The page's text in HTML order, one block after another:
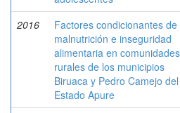
2016
Factores condicionantes de
malnutrición e inseguridad
alimentaria en comunidades
rurales de los municipios
Biruaca y Pedro Camejo del
Estado Apure